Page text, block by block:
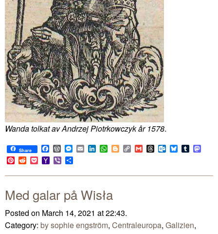
Wanda tolkat av Andrzej Piotrkowczyk år 1578.
Share Facebook
WordPress
Messenger
EmailLinkedIn
WhatsApp
BloggerCopy
Link
GmailThreadsOutlook.com
BlueskyTumblr
Pinterest
RedditPocketYahoo
Mail
Viber
Med galar på Wisła
Posted on March 14, 2021 at 22:43.
Category: by sophie engström, Centraleuropa, Galizien,